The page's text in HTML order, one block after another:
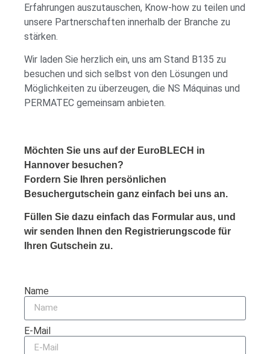
Erfahrungen auszutauschen, Know-how zu teilen und
unsere Partnerschaften innerhalb der Branche zu
stärken.
Wir laden Sie herzlich ein, uns am Stand B135 zu
besuchen und sich selbst von den Lösungen und
Möglichkeiten zu überzeugen, die NS Máquinas und
PERMATEC gemeinsam anbieten.
Möchten Sie uns auf der EuroBLECH in
Hannover besuchen?
Fordern Sie Ihren persönlichen
Besuchergutschein ganz einfach bei uns an.
Füllen Sie dazu einfach das Formular aus, und
wir senden Ihnen den Registrierungscode für
Ihren Gutschein zu.
Name
E-Mail